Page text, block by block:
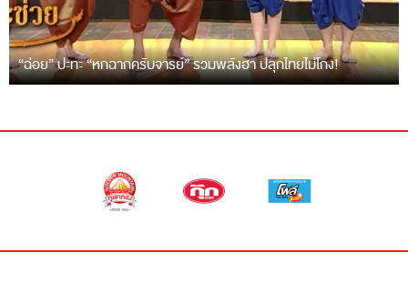
“ฉ่อย” ปะทะ “หกฉากครับจารย์” รวมพลังฮา ปลุกไทยไม่โกง!